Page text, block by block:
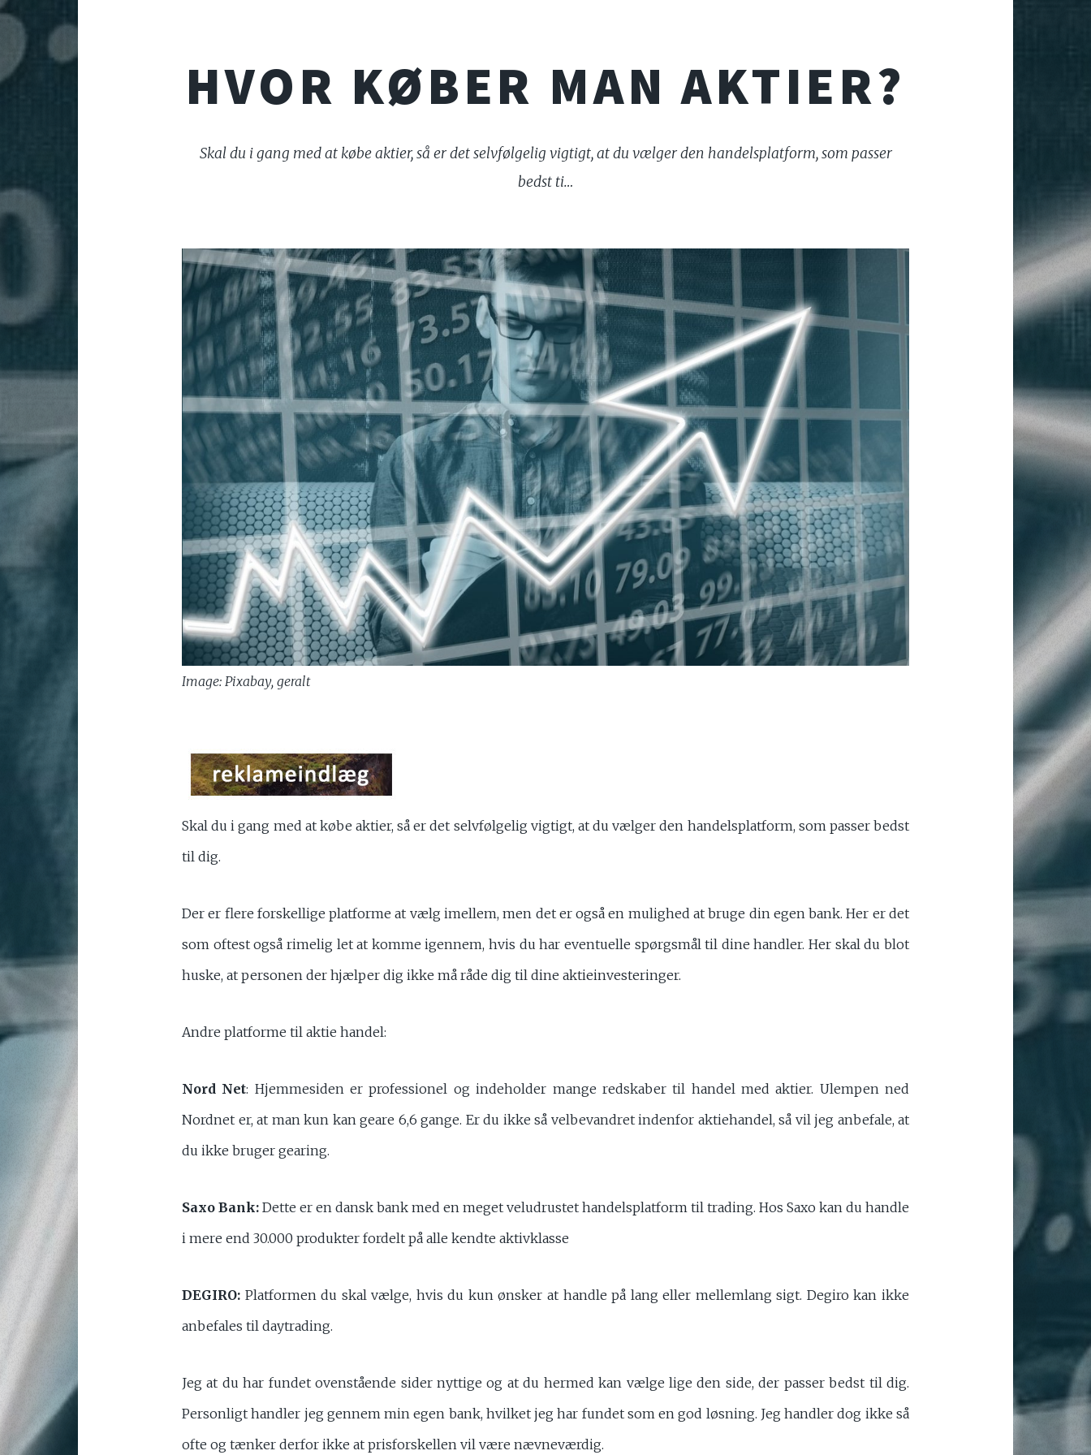
HVOR KØBER MAN AKTIER?
Skal du i gang med at købe aktier, så er det selvfølgelig vigtigt, at du vælger den handelsplatform, som passer
bedst ti…
Image: Pixabay, geralt
Skal du i gang med at købe aktier, så er det selvfølgelig vigtigt, at du vælger den handelsplatform, som passer bedst
til dig.
Der er flere forskellige platforme at vælg imellem, men det er også en mulighed at bruge din egen bank. Her er det
som oftest også rimelig let at komme igennem, hvis du har eventuelle spørgsmål til dine handler. Her skal du blot
huske, at personen der hjælper dig ikke må råde dig til dine aktieinvesteringer.
Andre platforme til aktie handel:
Nord Net: Hjemmesiden er professionel og indeholder mange redskaber til handel med aktier. Ulempen ned
Nordnet er, at man kun kan geare 6,6 gange. Er du ikke så velbevandret indenfor aktiehandel, så vil jeg anbefale, at
du ikke bruger gearing.
Saxo Bank: Dette er en dansk bank med en meget veludrustet handelsplatform til trading. Hos Saxo kan du handle
i mere end 30.000 produkter fordelt på alle kendte aktivklasse
DEGIRO: Platformen du skal vælge, hvis du kun ønsker at handle på lang eller mellemlang sigt. Degiro kan ikke
anbefales til daytrading.
Jeg at du har fundet ovenstående sider nyttige og at du hermed kan vælge lige den side, der passer bedst til dig.
Personligt handler jeg gennem min egen bank, hvilket jeg har fundet som en god løsning. Jeg handler dog ikke så
ofte og tænker derfor ikke at prisforskellen vil være nævneværdig.